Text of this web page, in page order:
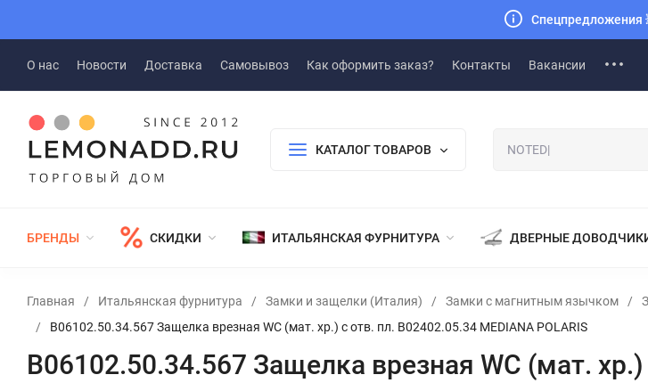
Спецпредложения
О нас Новости Доставка Самовывоз Как оформить заказ? Контакты Вакансии
КАТАЛОГ ТОВАРОВ
БРЕНДЫ СКИДКИ ИТАЛЬЯНСКАЯ ФУРНИТУРА ДВЕРНЫЕ
Главная / Итальянская фурнитура / Замки и защелки (Италия) / Замки с магнитным язычком /
/
B06102.50.34.567 Защелка врезная WC (мат. хр.) с отв. пл. B02402.05.34 MEDIANA POLARIS
B06102.50.34.567 Защелка врезная WC (мат.